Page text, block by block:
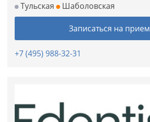
Тульская
Шаболовская
Записаться на прием
+7 (495) 988-32-31